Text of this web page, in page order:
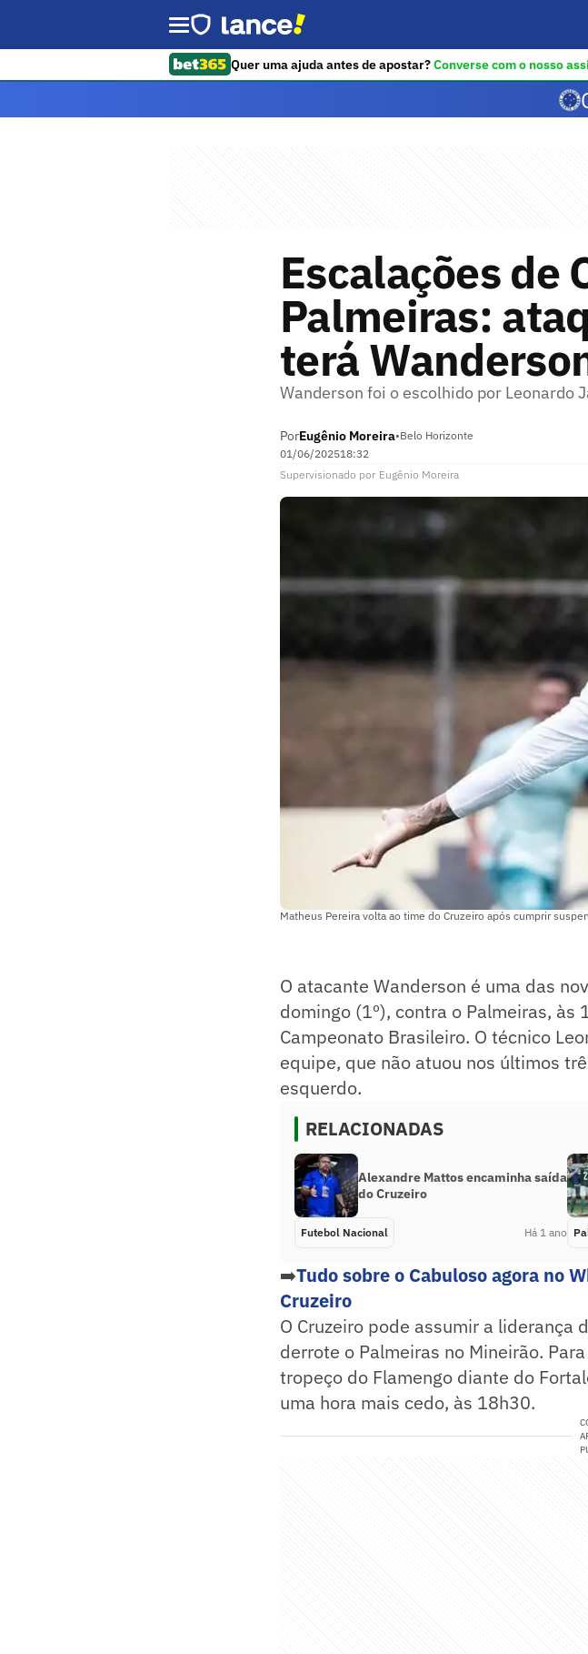
Quer uma ajuda antes de apostar?Converse com o nosso
Escalações de
Palmeiras:
terá
Wanderson foi o escolhido por Leonardo
PorEugênio Moreira•Belo Horizonte
01/06/202518:32
Supervisionado por Eugênio Moreira
Matheus Pereira volta ao time do Cruzeiro após cumprir
O atacante Wanderson é uma das
domingo (1º), contra o Palmeiras,
Campeonato Brasileiro. O técnico
equipe, que não atuou nos últimos
esquerdo.
RELACIONADAS
Alexandre Mattos encaminha saída
do Cruzeiro
Futebol Nacional Há 1 ano
➡️Tudo sobre o Cabuloso agora no
Cruzeiro
O Cruzeiro pode assumir a liderança
derrote o Palmeiras no Mineirão.
tropeço do Flamengo diante do
uma hora mais cedo, às 18h30.